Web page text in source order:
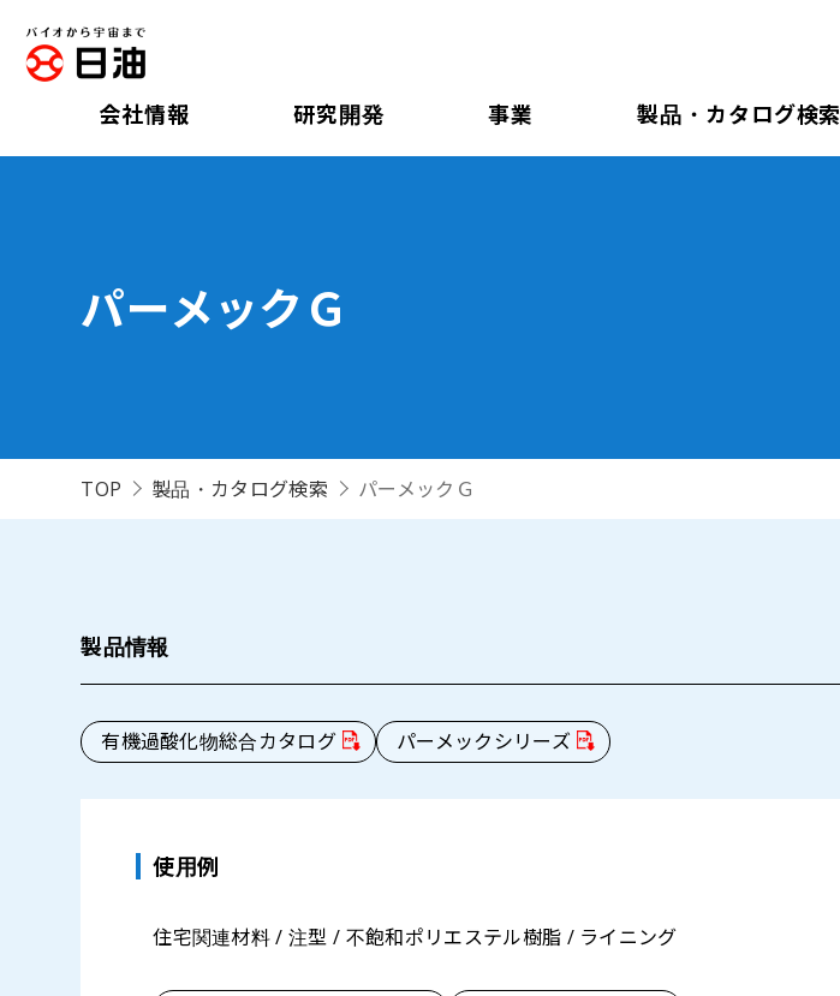
会社情報 研究開発 事業 製品・カタログ検索
パーメックＧ
TOP 製品・カタログ検索 パーメックＧ
製品情報
有機過酸化物総合カタログ パーメックシリーズ
使用例
住宅関連材料 / 注型 / 不飽和ポリエステル樹脂 / ライニング